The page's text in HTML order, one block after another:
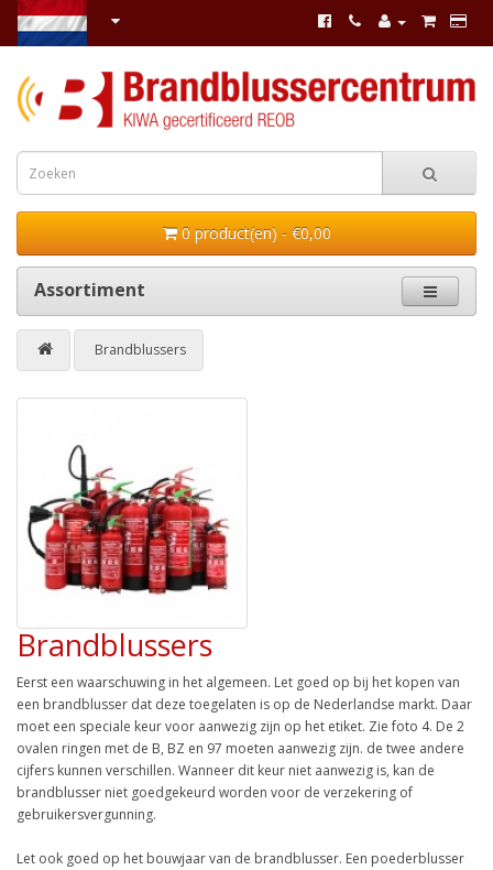
0 product(en) - €0,00
Assortiment
Brandblussers
Brandblussers
Eerst een waarschuwing in het algemeen. Let goed op bij het kopen van
een brandblusser dat deze toegelaten is op de Nederlandse markt. Daar
moet een speciale keur voor aanwezig zijn op het etiket. Zie foto 4. De 2
ovalen ringen met de B, BZ en 97 moeten aanwezig zijn. de twee andere
cijfers kunnen verschillen. Wanneer dit keur niet aanwezig is, kan de
brandblusser niet goedgekeurd worden voor de verzekering of
gebruikersvergunning.
Let ook goed op het bouwjaar van de brandblusser. Een poederblusser